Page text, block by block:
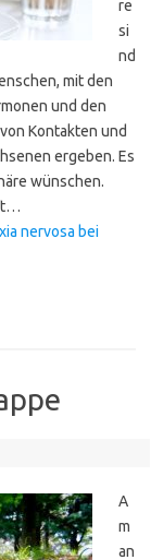
re
si
nd
mit den
und den
Kontakten und
ergeben. Es
wünschen.
nervosa bei
A
m
an